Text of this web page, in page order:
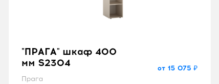
"ПРАГА" шкаф 400
мм S2304
Прага
от 15 075 ₽